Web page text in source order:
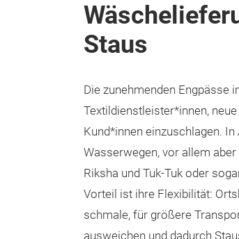
Staus
Die zunehmenden Engpässe
Textildienstleister*innen,
Kund*innen einzuschlagen.
Wasserwegen, vor allem
Riksha und Tuk-Tuk oder
Vorteil ist ihre Flexibilität:
schmale, für größere
ausweichen und dadurch